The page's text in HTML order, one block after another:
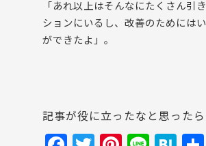
「あれ以上はそんなにたくさん引
ションにいるし、改善のためには
ができたよ」。
記事が役に立ったなと思ったら